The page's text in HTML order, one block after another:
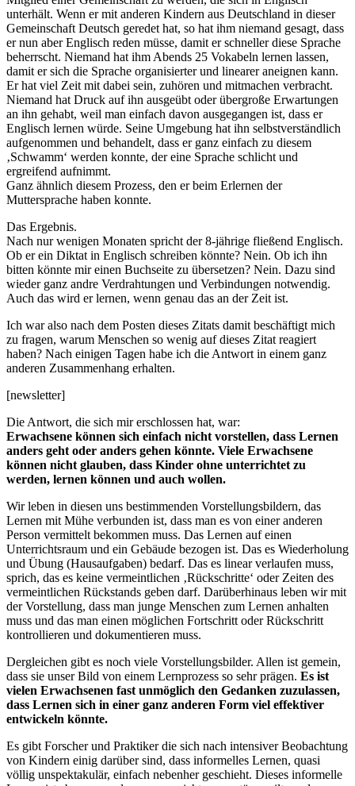
unterhält. Wenn er mit anderen Kindern aus Deutschland in dieser
Gemeinschaft Deutsch geredet hat, so hat ihm niemand gesagt, dass
er nun aber Englisch reden müsse, damit er schneller diese Sprache
beherrscht. Niemand hat ihm Abends 25 Vokabeln lernen lassen,
damit er sich die Sprache organisierter und linearer aneignen kann.
Er hat viel Zeit mit dabei sein, zuhören und mitmachen verbracht.
Niemand hat Druck auf ihn ausgeübt oder übergroße Erwartungen
an ihn gehabt, weil man einfach davon ausgegangen ist, dass er
Englisch lernen würde. Seine Umgebung hat ihn selbstverständlich
aufgenommen und behandelt, dass er ganz einfach zu diesem
‚Schwamm‘ werden konnte, der eine Sprache schlicht und
ergreifend aufnimmt.
Ganz ähnlich diesem Prozess, den er beim Erlernen der
Muttersprache haben konnte.
Das Ergebnis.
Nach nur wenigen Monaten spricht der 8-jährige fließend Englisch.
Ob er ein Diktat in Englisch schreiben könnte? Nein. Ob ich ihn
bitten könnte mir einen Buchseite zu übersetzen? Nein. Dazu sind
wieder ganz andre Verdrahtungen und Verbindungen notwendig.
Auch das wird er lernen, wenn genau das an der Zeit ist.
Ich war also nach dem Posten dieses Zitats damit beschäftigt mich
zu fragen, warum Menschen so wenig auf dieses Zitat reagiert
haben? Nach einigen Tagen habe ich die Antwort in einem ganz
anderen Zusammenhang erhalten.
[newsletter]
Die Antwort, die sich mir erschlossen hat, war:
Erwachsene können sich einfach nicht vorstellen, dass Lernen
anders geht oder anders gehen könnte. Viele Erwachsene
können nicht glauben, dass Kinder ohne unterrichtet zu
werden, lernen können und auch wollen.
Wir leben in diesen uns bestimmenden Vorstellungsbildern, das
Lernen mit Mühe verbunden ist, dass man es von einer anderen
Person vermittelt bekommen muss. Das Lernen auf einen
Unterrichtsraum und ein Gebäude bezogen ist. Das es Wiederholung
und Übung (Hausaufgaben) bedarf. Das es linear verlaufen muss,
sprich, das es keine vermeintlichen ‚Rückschritte‘ oder Zeiten des
vermeintlichen Rückstands geben darf. Darüberhinaus leben wir mit
der Vorstellung, dass man junge Menschen zum Lernen anhalten
muss und das man einen möglichen Fortschritt oder Rückschritt
kontrollieren und dokumentieren muss.
Dergleichen gibt es noch viele Vorstellungsbilder. Allen ist gemein,
dass sie unser Bild von einem Lernprozess so sehr prägen. Es ist
vielen Erwachsenen fast unmöglich den Gedanken zuzulassen,
dass Lernen sich in einer ganz anderen Form viel effektiver
entwickeln könnte.
Es gibt Forscher und Praktiker die sich nach intensiver Beobachtung
von Kindern einig darüber sind, dass informelles Lernen, quasi
völlig unspektakulär, einfach nebenher geschieht. Dieses informelle